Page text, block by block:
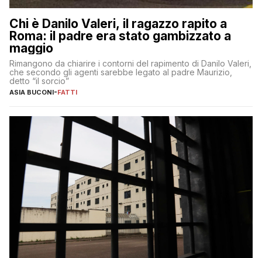
Chi è Danilo Valeri, il ragazzo rapito a
Roma: il padre era stato gambizzato a
maggio
Rimangono da chiarire i contorni del rapimento di Danilo Valeri,
che secondo gli agenti sarebbe legato al padre Maurizio,
detto “il sorcio”
ASIA BUCONI-FATTI